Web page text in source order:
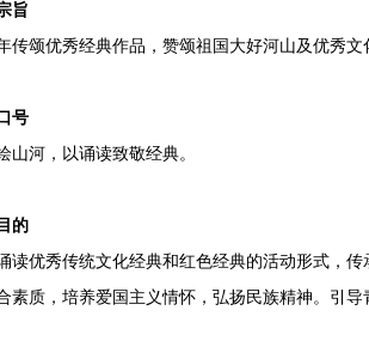
旨
传颂优秀经典作品，赞颂祖国大好河山及优秀文
号
山河，以诵读致敬经典。
的
读优秀传统文化经典和红色经典的活动形式，
素质，培养爱国主义情怀，弘扬民族精神。引导